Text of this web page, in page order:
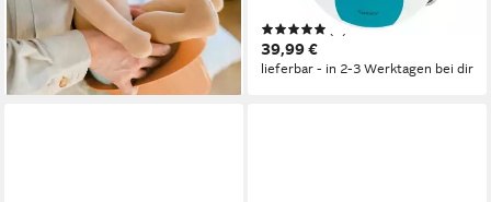
lieferbar - in 2-3 Werktagen bei dir
Spaß, unisex,
umweltfreundlich
39,99 €
lieferbar - in 2-3 Werktagen bei dir